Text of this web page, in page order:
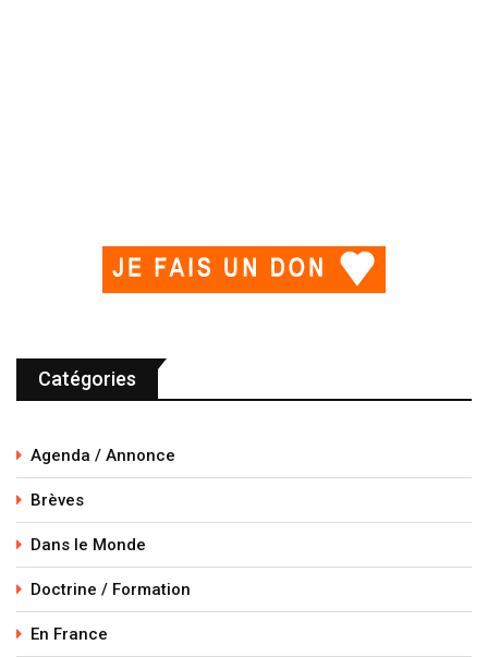
Catégories
Agenda / Annonce
Brèves
Dans le Monde
Doctrine / Formation
En France